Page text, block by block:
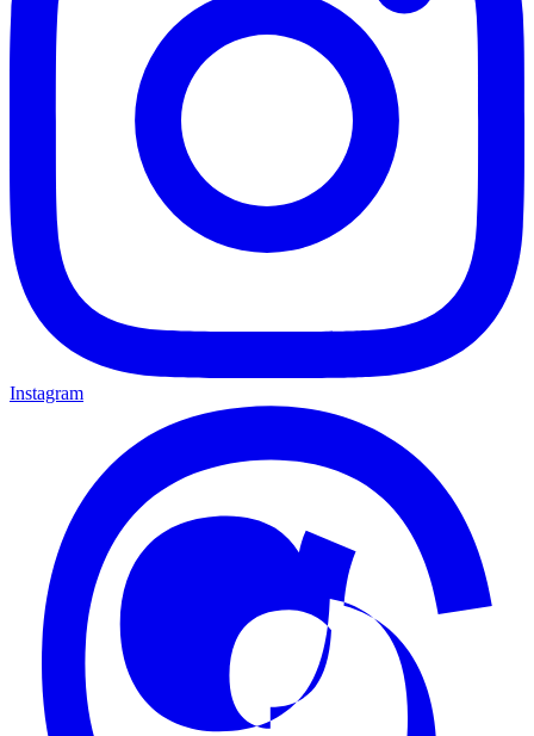
Instagram